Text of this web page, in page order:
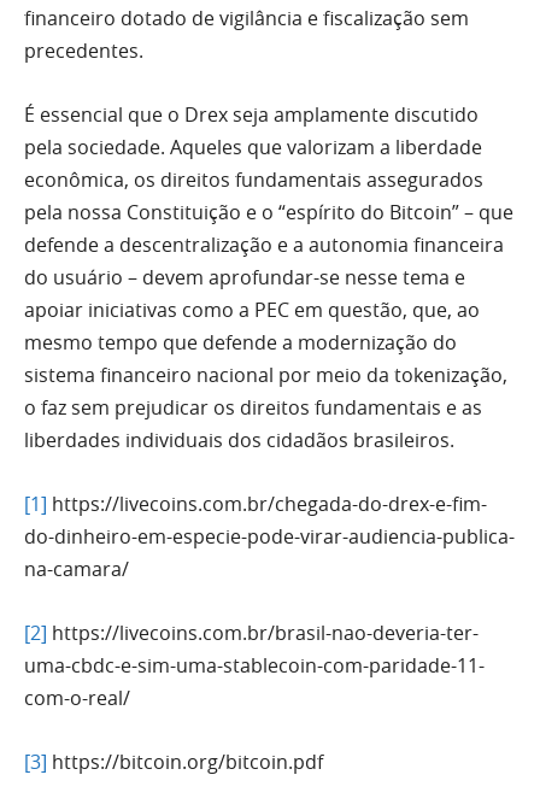
financeiro dotado de vigilância e fiscalização sem
precedentes.
É essencial que o Drex seja amplamente discutido
pela sociedade. Aqueles que valorizam a liberdade
econômica, os direitos fundamentais assegurados
pela nossa Constituição e o “espírito do Bitcoin” – que
defende a descentralização e a autonomia financeira
do usuário – devem aprofundar-se nesse tema e
apoiar iniciativas como a PEC em questão, que, ao
mesmo tempo que defende a modernização do
sistema financeiro nacional por meio da tokenização,
o faz sem prejudicar os direitos fundamentais e as
liberdades individuais dos cidadãos brasileiros.
[1] https://livecoins.com.br/chegada-do-drex-e-fim-
do-dinheiro-em-especie-pode-virar-audiencia-publica-
na-camara/
[2] https://livecoins.com.br/brasil-nao-deveria-ter-
uma-cbdc-e-sim-uma-stablecoin-com-paridade-11-
com-o-real/
[3] https://bitcoin.org/bitcoin.pdf